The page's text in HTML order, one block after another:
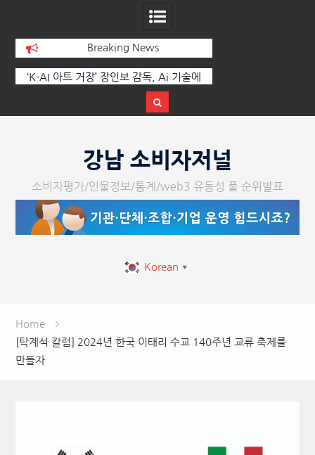
Breaking News
거장’ 장인보 감독, Ai 기술에
티벌’ 성황리에 막 내려
한국·브라질 슈퍼콘서트 올해 열린다
강남 소비자저널
소비자평가/인물정보/통계/web3 유동성 풀 순위발표
Korean ▼
Home
[탁계석 칼럼] 2024년 한국 이태리 수교 140주년 교류 축제를
만들자